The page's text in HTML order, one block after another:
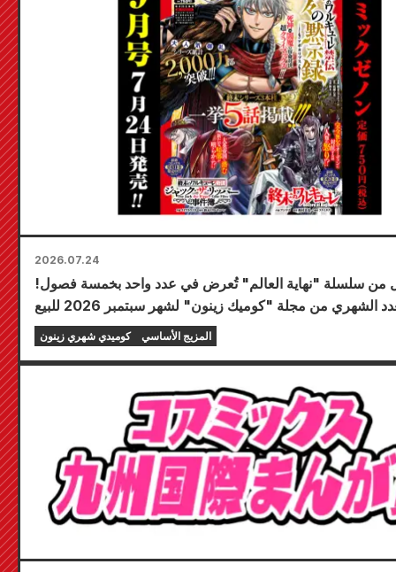
2026.07.24
من سلسلة "نهاية العالم" تُعرض في عدد واحد بخمسة فصول!
يُطرح العدد الشهري من مجلة "كوميك زينون" لشهر سبتمبر 2026 للبيع
في 24 يوليو!
كوميدي شهري زينون المزيج الأساسي